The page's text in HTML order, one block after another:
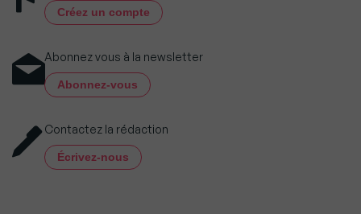
Créez un compte
Abonnez vous à la newsletter
Abonnez-vous
Contactez la rédaction
Écrivez-nous